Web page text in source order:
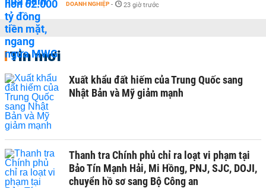
DOANH NGHIỆP - 23 giờ trước
Tin mới
Xuất khẩu đất hiếm của Trung Quốc sang
Nhật Bản và Mỹ giảm mạnh
Thanh tra Chính phủ chỉ ra loạt vi phạm tại
Bảo Tín Mạnh Hải, Mi Hồng, PNJ, SJC, DOJI,
chuyển hồ sơ sang Bộ Công an